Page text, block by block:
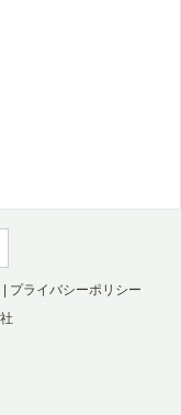
プライバシーポリシー